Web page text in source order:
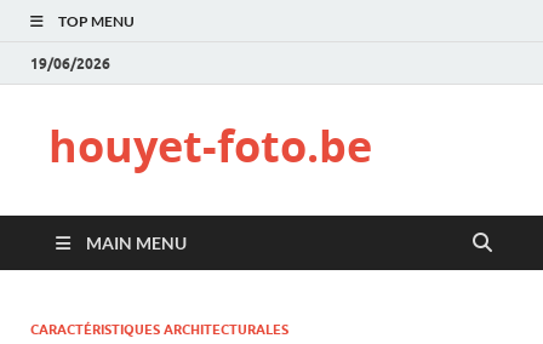
TOP MENU
19/06/2026
houyet-foto.be
MAIN MENU
CARACTÉRISTIQUES ARCHITECTURALES